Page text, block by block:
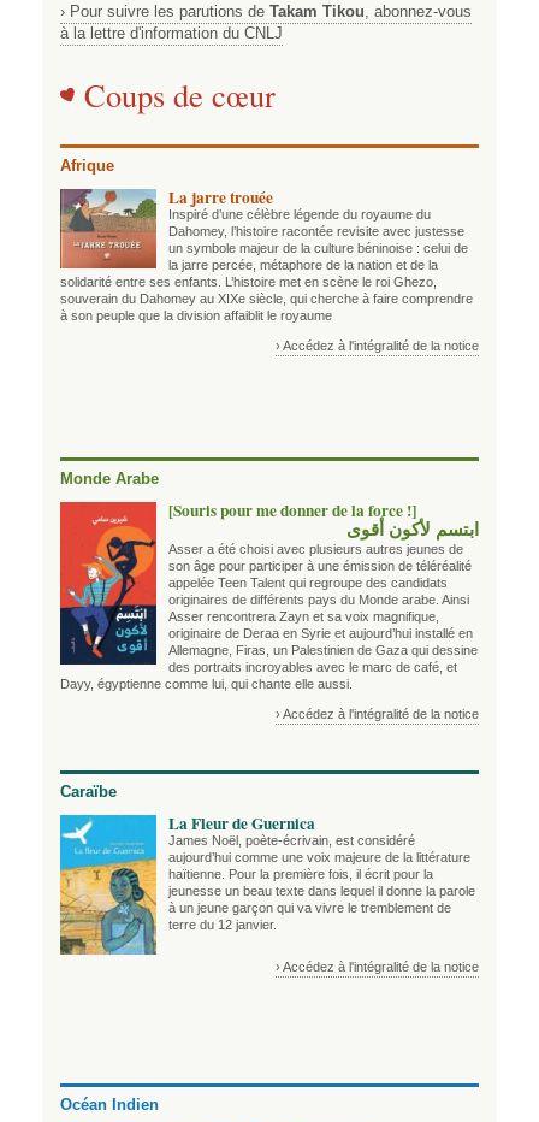
› Pour suivre les parutions de Takam Tikou , abonnez-vous
à la lettre d'information du CNLJ
Coups de cœur
Afrique
La jarre trouée
Inspiré d’une célèbre légende du royaume du
Dahomey, l’histoire racontée revisite avec justesse
un symbole majeur de la culture béninoise : celui de
la jarre percée, métaphore de la nation et de la
solidarité entre ses enfants. L’histoire met en scène le roi Ghezo,
souverain du Dahomey au XIXe siècle, qui cherche à faire comprendre
à son peuple que la division affaiblit le royaume
› Accédez à l'intégralité de la notice
Monde Arabe
[Souris pour me donner de la force !]
ابتسم لأكون أقوى
Asser a été choisi avec plusieurs autres jeunes de
son âge pour participer à une émission de téléréalité
appelée Teen Talent qui regroupe des candidats
originaires de différents pays du Monde arabe. Ainsi
Asser rencontrera Zayn et sa voix magnifique,
originaire de Deraa en Syrie et aujourd’hui installé en
Allemagne, Firas, un Palestinien de Gaza qui dessine
des portraits incroyables avec le marc de café, et
Dayy, égyptienne comme lui, qui chante elle aussi.
› Accédez à l'intégralité de la notice
Caraïbe
La Fleur de Guernica
James Noël, poète-écrivain, est considéré
aujourd’hui comme une voix majeure de la littérature
haïtienne. Pour la première fois, il écrit pour la
jeunesse un beau texte dans lequel il donne la parole
à un jeune garçon qui va vivre le tremblement de
terre du 12 janvier.
› Accédez à l'intégralité de la notice
Océan Indien